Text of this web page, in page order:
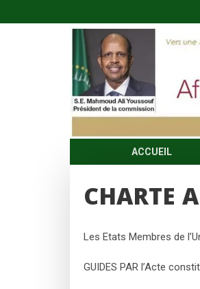
to
ACCUEIL
CHARTE
Les Etats Membres de
GUIDES PAR l’Acte